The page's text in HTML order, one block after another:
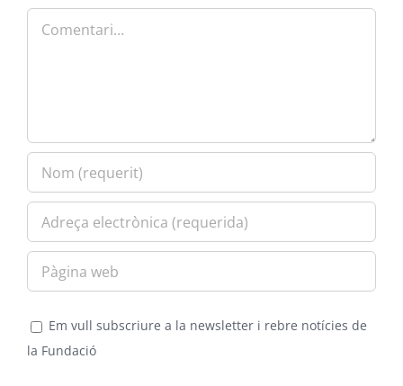
Em vull subscriure a la newsletter i rebre notícies de
la Fundació